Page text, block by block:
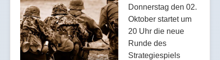
Donnerstag den 02.
Oktober startet um
20 Uhr die neue
Runde des
Strategiespiels